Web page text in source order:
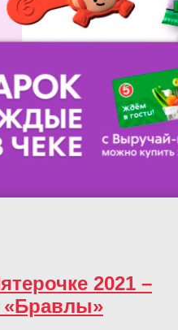
2021 –
«Бравлы»